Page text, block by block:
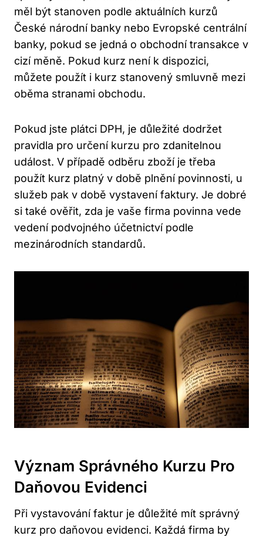
měl být stanoven podle aktuálních kurzů
České národní banky nebo Evropské centrální
banky, pokud se jedná o obchodní transakce v
cizí měně. Pokud kurz není k dispozici,
můžete použít i kurz stanovený smluvně mezi
oběma stranami obchodu.
Pokud jste plátci DPH, je důležité dodržet
pravidla pro určení kurzu pro zdanitelnou
událost. V případě odběru zboží je třeba
použít kurz platný v době plnění povinnosti, u
služeb pak v době vystavení faktury. Je dobré
si také ověřit, zda je vaše firma povinna vede
vedení podvojného účetnictví podle
mezinárodních standardů.
Význam Správného Kurzu Pro
Daňovou Evidenci
Při vystavování faktur je důležité mít správný
kurz pro daňovou evidenci. Každá firma by